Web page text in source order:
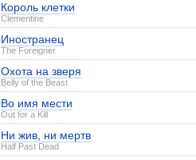
Король клетки
Clementine
Иностранец
The Foreigner
Охота на зверя
Belly of the Beast
Во имя мести
Out for a Kill
Ни жив, ни мертв
Half Past Dead